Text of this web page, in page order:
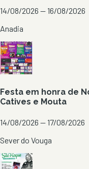
14/08/2026 — 16/08/2026
Anadia
Festa em honra de
Catives e Mouta
14/08/2026 — 17/08/2026
Sever do Vouga